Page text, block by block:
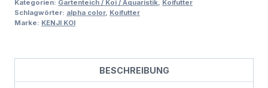
Kategorien: Gartenteich / Koi / Aquaristik Koifutter
Schlagwörter: alpha color, Koifutter
Marke: KENJI KOI
BESCHREIBUNG